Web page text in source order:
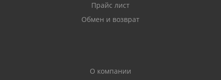
Прайс лист
Обмен и возврат
О компании